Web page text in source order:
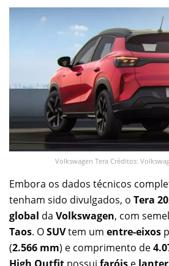
Volkswagen Tera Créditos:
Embora os dados técnicos
tenham sido divulgados, o Tera
global da Volkswagen, com
Taos. OSUVtem um entre-eixos
(2.566 mm) e comprimento de